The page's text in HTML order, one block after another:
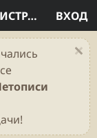
ВХОД
РЕГИСТРАЦИЯ